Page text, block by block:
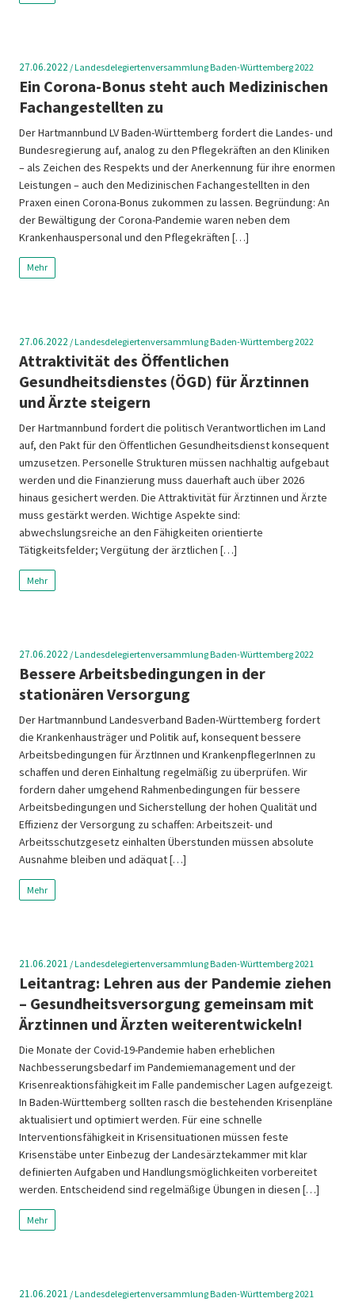
27.06.2022 /Landesdelegiertenversammlung Baden-Württemberg 2022
Ein Corona-Bonus steht auch Medizinischen
Fachangestellten zu
Der Hartmannbund LV Baden-Württemberg fordert die Landes- und
Bundesregierung auf, analog zu den Pflegekräften an den Kliniken
– als Zeichen des Respekts und der Anerkennung für ihre enormen
Leistungen – auch den Medizinischen Fachangestellten in den
Praxen einen Corona-Bonus zukommen zu lassen. Begründung: An
der Bewältigung der Corona-Pandemie waren neben dem
Krankenhauspersonal und den Pflegekräften […]
Mehr
27.06.2022 /Landesdelegiertenversammlung Baden-Württemberg 2022
Attraktivität des Öffentlichen
Gesundheitsdienstes (ÖGD) für Ärztinnen
und Ärzte steigern
Der Hartmannbund fordert die politisch Verantwortlichen im Land
auf, den Pakt für den Öffentlichen Gesundheitsdienst konsequent
umzusetzen. Personelle Strukturen müssen nachhaltig aufgebaut
werden und die Finanzierung muss dauerhaft auch über 2026
hinaus gesichert werden. Die Attraktivität für Ärztinnen und Ärzte
muss gestärkt werden. Wichtige Aspekte sind:
abwechslungsreiche an den Fähigkeiten orientierte
Tätigkeitsfelder; Vergütung der ärztlichen […]
Mehr
27.06.2022 /Landesdelegiertenversammlung Baden-Württemberg 2022
Bessere Arbeitsbedingungen in der
stationären Versorgung
Der Hartmannbund Landesverband Baden-Württemberg fordert
die Krankenhausträger und Politik auf, konsequent bessere
Arbeitsbedingungen für ÄrztInnen und KrankenpflegerInnen zu
schaffen und deren Einhaltung regelmäßig zu überprüfen. Wir
fordern daher umgehend Rahmenbedingungen für bessere
Arbeitsbedingungen und Sicherstellung der hohen Qualität und
Effizienz der Versorgung zu schaffen: Arbeitszeit- und
Arbeitsschutzgesetz einhalten Überstunden müssen absolute
Ausnahme bleiben und adäquat […]
Mehr
21.06.2021 /Landesdelegiertenversammlung Baden-Württemberg 2021
Leitantrag: Lehren aus der Pandemie ziehen
– Gesundheitsversorgung gemeinsam mit
Ärztinnen und Ärzten weiterentwickeln!
Die Monate der Covid-19-Pandemie haben erheblichen
Nachbesserungsbedarf im Pandemiemanagement und der
Krisenreaktionsfähigkeit im Falle pandemischer Lagen aufgezeigt.
In Baden-Württemberg sollten rasch die bestehenden Krisenpläne
aktualisiert und optimiert werden. Für eine schnelle
Interventionsfähigkeit in Krisensituationen müssen feste
Krisenstäbe unter Einbezug der Landesärztekammer mit klar
definierten Aufgaben und Handlungsmöglichkeiten vorbereitet
werden. Entscheidend sind regelmäßige Übungen in diesen […]
Mehr
21.06.2021 /Landesdelegiertenversammlung Baden-Württemberg 2021